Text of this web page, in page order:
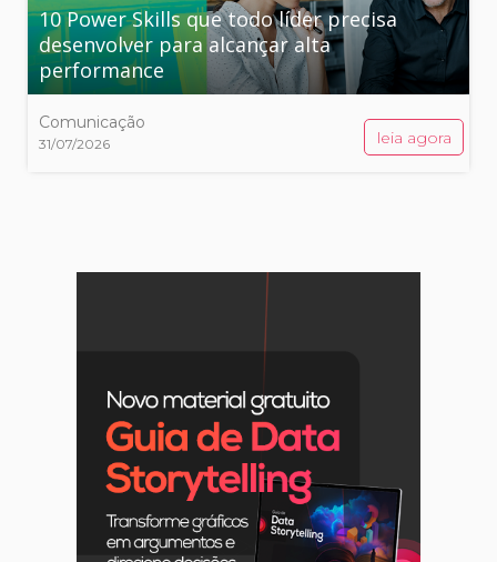
10 Power Skills que todo líder precisa
desenvolver para alcançar alta
performance
Comunicação
31/07/2026 leia agora